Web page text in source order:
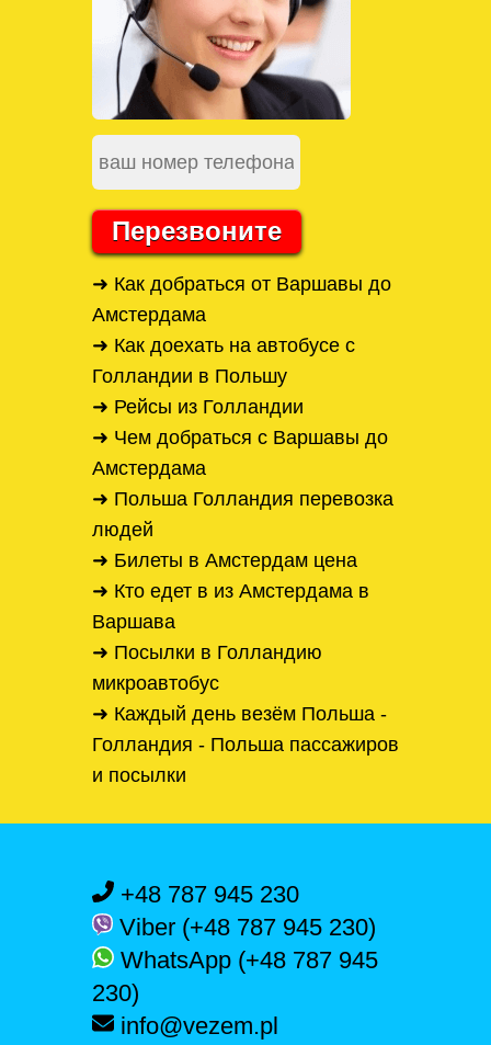
Перезвоните
➜ Как добраться от Варшавы до
Амстердама
➜ Как доехать на автобусе с
Голландии в Польшу
➜ Рейсы из Голландии
➜ Чем добраться с Варшавы до
Амстердама
➜ Польша Голландия перевозка
людей
➜ Билеты в Амстердам цена
➜ Кто едет в из Амстердама в
Варшава
➜ Посылки в Голландию
микроавтобус
➜ Каждый день везём Польша -
Голландия - Польша пассажиров
и посылки
+48 787 945 230
Viber (+48 787 945 230)
WhatsApp (+48 787 945
230)
info@vezem.pl